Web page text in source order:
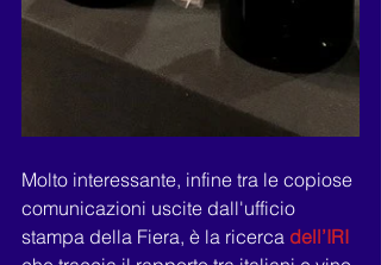
Molto interessante, infine tra le copiose
comunicazioni uscite dall'ufficio
stampa della Fiera, è la ricerca dell’IRI